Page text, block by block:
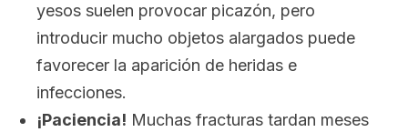
yesos suelen provocar picazón, pero
introducir mucho objetos alargados puede
favorecer la aparición de heridas e
infecciones.
¡Paciencia! Muchas fracturas tardan meses